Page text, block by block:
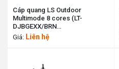
Cáp quang LS Outdoor
Multimode 8 cores (LT-
DJBGEXX/BRN
MX8XXX(06T2.00)) LS cable
Giá: Liên hệ